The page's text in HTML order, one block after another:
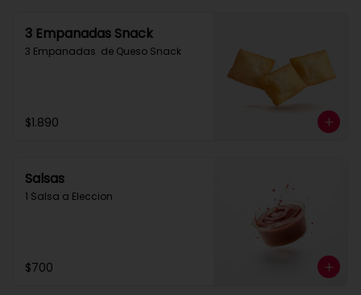
3 Empanadas Snack
3 Empanadas  de Queso Snack
$1.890
Salsas
1 Salsa a Eleccion
$700